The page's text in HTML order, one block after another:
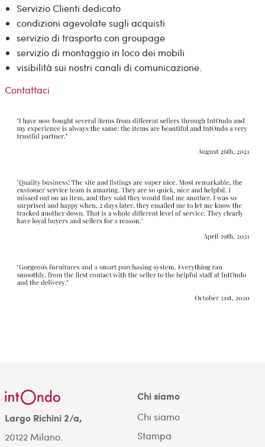
Servizio Clienti dedicato
condizioni agevolate sugli acquisti
servizio di trasporto con groupage
servizio di montaggio in loco dei mobili
visibilità sui nostri canali di comunicazione.
Contattaci
Largo Richini 2/a,
20122 Milano.
Chi siamo
Chi siamo
Stampa